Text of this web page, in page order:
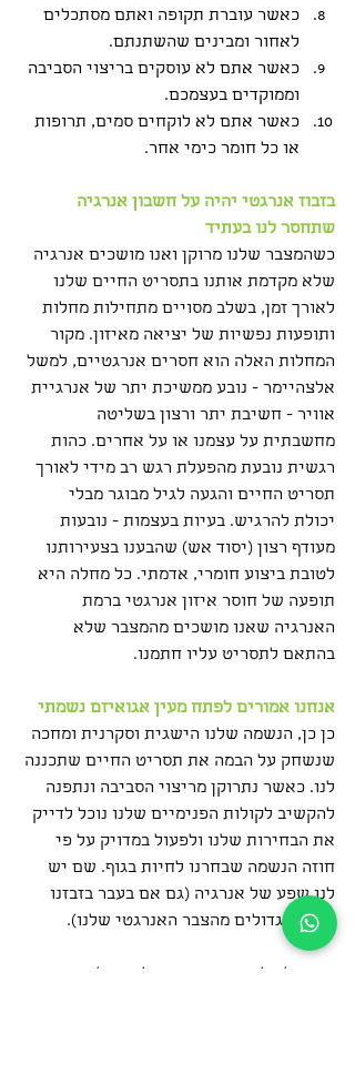
כאשר עוברת תקופה ואתם מסתכלים
לאחור ומבינים שהשתנתם.
כאשר אתם לא עוסקים בריצוי הסביבה
וממוקדים בעצמכם.
כאשר אתם לא לוקחים סמים, תרופות
או כל חומר כימי אחר.
בזבוז אנרגטי יהיה על חשבון אנרגיה
שתחסר לנו בעתיד
כשהמצבר שלנו מרוקן ואנו מושכים אנרגיה
שלא מקדמת אותנו בתסריט החיים שלנו
לאורך זמן, בשלב מסויים מתחילות מחלות
ותופעות נפשיות של יציאה מאיזון. מקור
המחלות האלה הוא חסרים אנרגטיים, למשל
אלצהיימר - נובע ממשיכת יתר של אנרגיית
אוויר - חשיבת יתר ורצון בשליטה
מחשבתית על עצמנו או על אחרים. כהות
רגשית נובעת מהפעלת רגש רב מידי לאורך
תסריט החיים והגעה לגיל מבוגר מבלי
יכולת להרגיש. בעיות בעצמות - נובעות
מעודף רצון (יסוד אש) שהבענו בצעירותנו
לטובת ביצוע חומרי, אדמתי. כל מחלה היא
תופעה של חוסר איזון אנרגטי ברמת
האנרגיה שאנו מושכים מהמצבר שלא
בהתאם לתסריט עליו חתמנו.
אנחנו אמורים לפתח מעין אגואיזם נשמתי
כן כן, הנשמה שלנו הישגית וסקרנית ומחכה
שנשחק על הבמה את תסריט החיים שתכננה
לנו. כאשר נתרוקן מריצוי הסביבה ונתפנה
להקשיב לקולות הפנימיים שלנו נוכל לדייק
את הבחירות שלנו ולפעול במדויק על פי
חוזה הנשמה שבחרנו לחיות בגוף. שם יש
לנו שפע של אנרגיה (גם אם בעבר בזבזנו
חלקים גדולים מהצבר האנרגטי שלנו).